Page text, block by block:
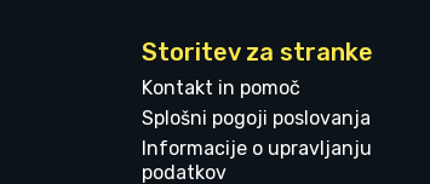
Storitev za stranke
Kontakt in pomoč
Splošni pogoji poslovanja
Informacije o upravljanju
podatkov